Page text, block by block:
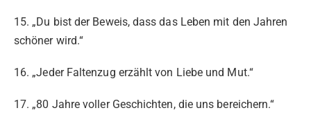
15. „Du bist der Beweis, dass das Leben mit den Jahren
schöner wird.“
16. „Jeder Faltenzug erzählt von Liebe und Mut.“
17. „80 Jahre voller Geschichten, die uns bereichern.“